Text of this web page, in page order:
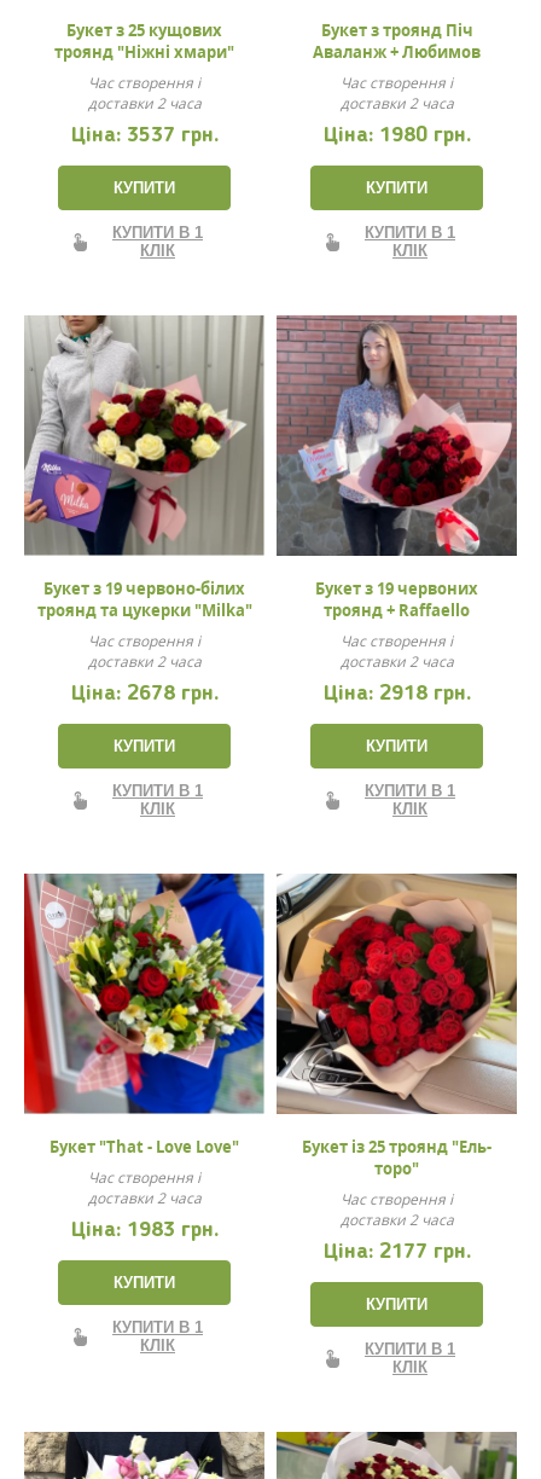
Букет з 25 кущових
троянд "Ніжні хмари"
Час створення і
доставки 2 часа
Ціна: 3537 грн.
КУПИТИ
КУПИТИ В 1
КЛІК
Букет з троянд Піч
Аваланж + Любимов
Час створення і
доставки 2 часа
Ціна: 1980 грн.
КУПИТИ
КУПИТИ В 1
КЛІК
Букет з 19 червоно-білих
троянд та цукерки "Milka"
Час створення і
доставки 2 часа
Ціна: 2678 грн.
КУПИТИ
КУПИТИ В 1
КЛІК
Букет з 19 червоних
троянд + Raffaello
Час створення і
доставки 2 часа
Ціна: 2918 грн.
КУПИТИ
КУПИТИ В 1
КЛІК
Букет "That - Love Love"
Час створення і
доставки 2 часа
Ціна: 1983 грн.
КУПИТИ
КУПИТИ В 1
КЛІК
Букет із 25 троянд "Ель-
торо"
Час створення і
доставки 2 часа
Ціна: 2177 грн.
КУПИТИ
КУПИТИ В 1
КЛІК